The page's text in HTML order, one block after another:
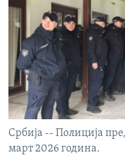
Србија -- Полиција
март 2026 година.